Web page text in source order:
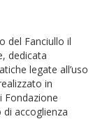
del Fanciullo il
dedicata
legate all’uso
in
Fondazione
accoglienza